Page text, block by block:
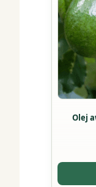
Olej
Opcje
można
wybrać
na
stronie
produktu